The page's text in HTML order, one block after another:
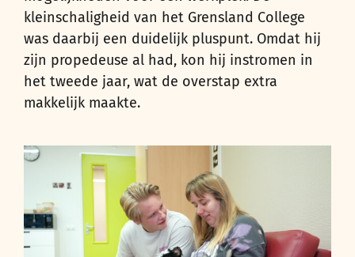
kleinschaligheid van het Grensland College
was daarbij een duidelijk pluspunt. Omdat hij
zijn propedeuse al had, kon hij instromen in
het tweede jaar, wat de overstap extra
makkelijk maakte.